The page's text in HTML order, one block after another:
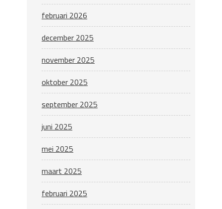
februari 2026
december 2025
november 2025
oktober 2025
september 2025
juni 2025
mei 2025
maart 2025
februari 2025